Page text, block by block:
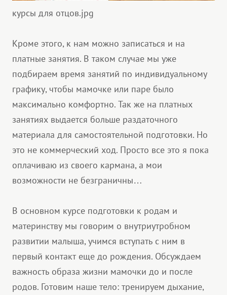
курсы для отцов.jpg
Кроме этого, к нам можно записаться и на
платные занятия. В таком случае мы уже
подбираем время занятий по индивидуальному
графику, чтобы мамочке или паре было
максимально комфортно. Так же на платных
занятиях выдается больше раздаточного
материала для самостоятельной подготовки. Но
это не коммерческий ход. Просто все это я пока
оплачиваю из своего кармана, а мои
возможности не безграничны…
В основном курсе подготовки к родам и
материнству мы говорим о внутриутробном
развитии малыша, учимся вступать с ним в
первый контакт еще до рождения. Обсуждаем
важность образа жизни мамочки до и после
родов. Готовим наше тело: тренируем дыхание,